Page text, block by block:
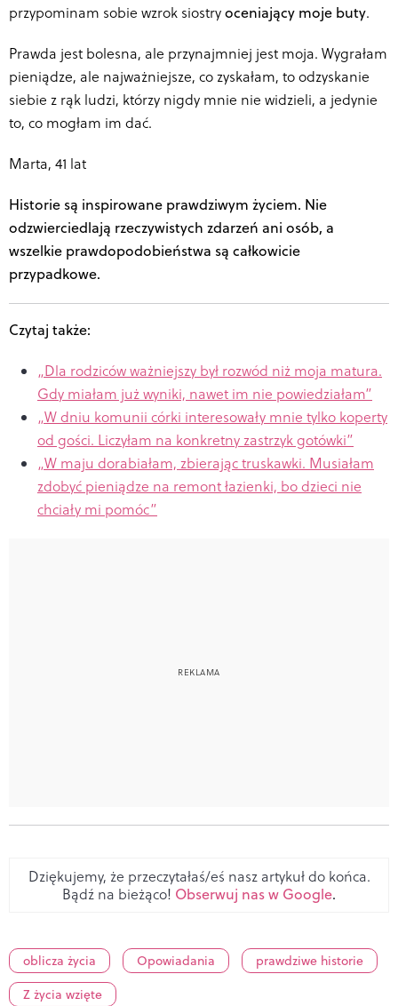
przypominam sobie wzrok siostryoceniający moje buty.
Prawda jest bolesna, ale przynajmniej jest moja. Wygrałam
pieniądze, ale najważniejsze, co zyskałam, to odzyskanie
siebie z rąk ludzi, którzy nigdy mnie nie widzieli, a jedynie
to, co mogłam im dać.
Marta, 41 lat
Historie są inspirowane prawdziwym życiem. Nie
odzwierciedlają rzeczywistych zdarzeń ani osób, a
wszelkie prawdopodobieństwa są całkowicie
przypadkowe.
Czytaj także:
„Dla rodziców ważniejszy był rozwód niż moja matura.
Gdy miałam już wyniki, nawet im nie powiedziałam”
„W dniu komunii córki interesowały mnie tylko koperty
od gości. Liczyłam na konkretny zastrzyk gotówki”
„W maju dorabiałam, zbierając truskawki. Musiałam
zdobyć pieniądze na remont łazienki, bo dzieci nie
chciały mi pomóc”
Dziękujemy, że przeczytałaś/eś nasz artykuł do końca.
Bądź na bieżąco! Obserwuj nas w Google.
oblicza życia Opowiadania
prawdziwe historie
Z życia wzięte